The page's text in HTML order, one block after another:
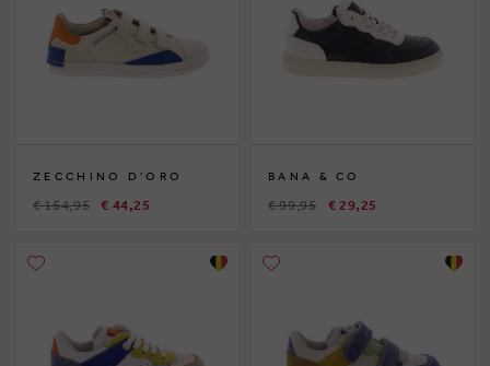
ZECCHINO D'ORO
€ 154,95 € 44,25
BANA & CO
€ 99,95 € 29,25